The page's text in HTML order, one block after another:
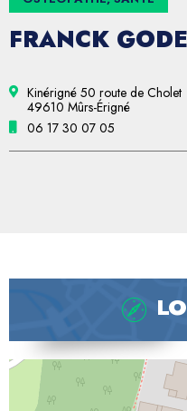
FRANCK
Kinérigné 50 route de Cholet
49610 Mûrs-Érigné
06 17 30 07 05